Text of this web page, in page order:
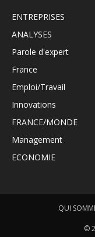
ENTREPRISES
ANALYSES
Parole d'expert
France
Emploi/Travail
Innovations
FRANCE/MONDE
Management
ECONOMIE
QUI
©